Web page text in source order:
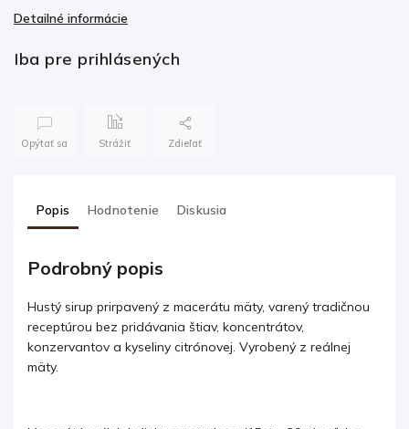
Detailné informácie
Iba pre prihlásených
Opýtať sa Strážiť Zdieľať
Popis Hodnotenie Diskusia
Podrobný popis
Hustý sirup prirpavený z macerátu mäty, varený tradičnou
receptúrou bez pridávania štiav, koncentrátov,
konzervantov a kyseliny citrónovej. Vyrobený z reálnej
mäty.